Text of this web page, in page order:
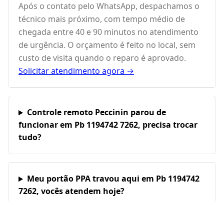
Após o contato pelo WhatsApp, despachamos o
técnico mais próximo, com tempo médio de
chegada entre 40 e 90 minutos no atendimento
de urgência. O orçamento é feito no local, sem
custo de visita quando o reparo é aprovado.
Solicitar atendimento agora →
Controle remoto Peccinin parou de
funcionar em Pb 1194742 7262, precisa trocar
tudo?
Meu portão PPA travou aqui em Pb 1194742
7262, vocês atendem hoje?